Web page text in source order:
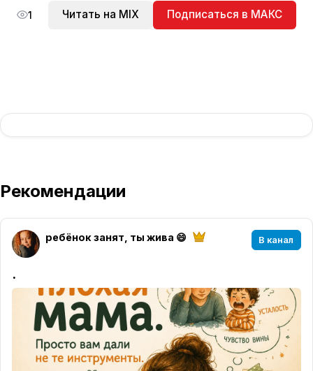
1 Читать на MIX Подписаться в МАКС
Рекомендации
ребёнок занят, ты жива 😄 В канал
.